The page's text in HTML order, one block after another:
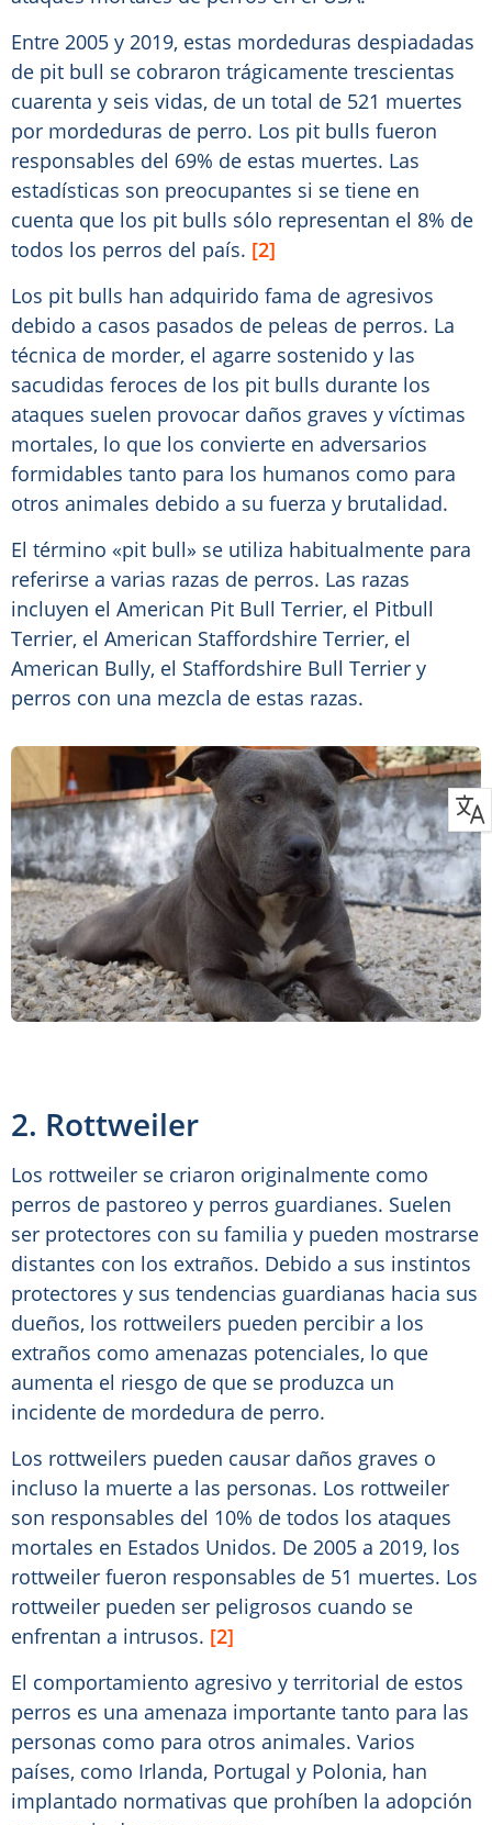
Entre 2005 y 2019, estas mordeduras despiadadas
de pit bull se cobraron trágicamente trescientas
cuarenta y seis vidas, de un total de 521 muertes
por mordeduras de perro. Los pit bulls fueron
responsables del 69% de estas muertes. Las
estadísticas son preocupantes si se tiene en
cuenta que los pit bulls sólo representan el 8% de
todos los perros del país. [2]
Los pit bulls han adquirido fama de agresivos
debido a casos pasados de peleas de perros. La
técnica de morder, el agarre sostenido y las
sacudidas feroces de los pit bulls durante los
ataques suelen provocar daños graves y víctimas
mortales, lo que los convierte en adversarios
formidables tanto para los humanos como para
otros animales debido a su fuerza y brutalidad.
El término «pit bull» se utiliza habitualmente para
referirse a varias razas de perros. Las razas
incluyen el American Pit Bull Terrier, el Pitbull
Terrier, el American Staffordshire Terrier, el
American Bully, el Staffordshire Bull Terrier y
perros con una mezcla de estas razas.
2. Rottweiler
Los rottweiler se criaron originalmente como
perros de pastoreo y perros guardianes. Suelen
ser protectores con su familia y pueden mostrarse
distantes con los extraños. Debido a sus instintos
protectores y sus tendencias guardianas hacia sus
dueños, los rottweilers pueden percibir a los
extraños como amenazas potenciales, lo que
aumenta el riesgo de que se produzca un
incidente de mordedura de perro.
Los rottweilers pueden causar daños graves o
incluso la muerte a las personas. Los rottweiler
son responsables del 10% de todos los ataques
mortales en Estados Unidos. De 2005 a 2019, los
rottweiler fueron responsables de 51 muertes. Los
rottweiler pueden ser peligrosos cuando se
enfrentan a intrusos. [2]
El comportamiento agresivo y territorial de estos
perros es una amenaza importante tanto para las
personas como para otros animales. Varios
países, como Irlanda, Portugal y Polonia, han
implantado normativas que prohíben la adopción